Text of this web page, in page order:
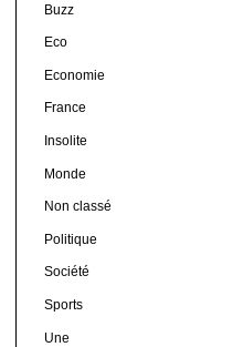
Buzz
Eco
Economie
France
Insolite
Monde
Non classé
Politique
Société
Sports
Une